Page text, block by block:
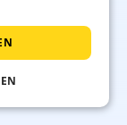
traumhafte
und